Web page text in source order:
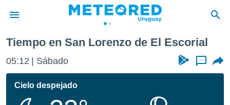
de
ha
Tiempo en San Lorenzo de El Escorial
05:12 Sábado ...
Cielo despejado